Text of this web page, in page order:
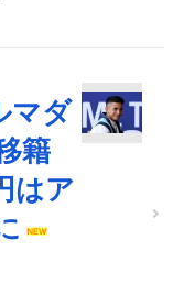
マダ
籍
はア